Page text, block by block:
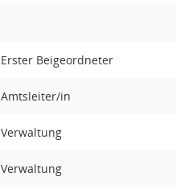
Erster Beigeordneter
Amtsleiter/in
Verwaltung
Verwaltung